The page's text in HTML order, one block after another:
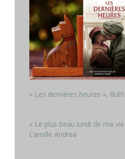
« Les dernières heures »,
« Le plus beau lundi de ma
Camille Andrea